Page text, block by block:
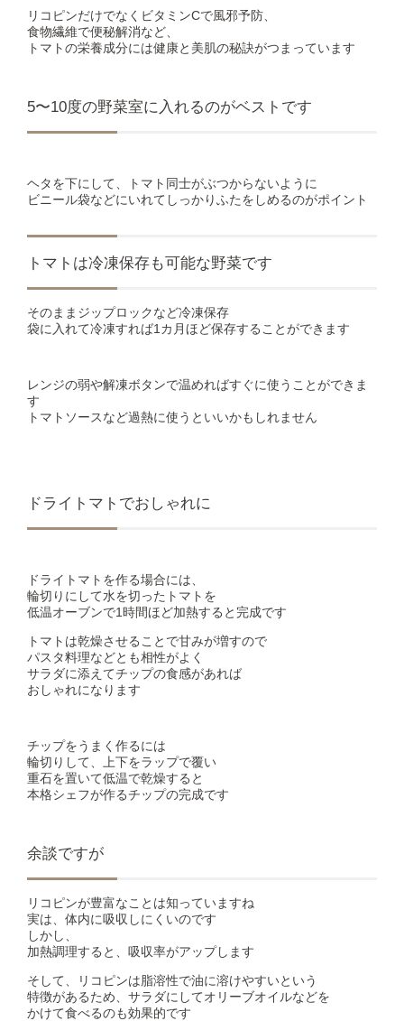
リコピンだけでなくビタミンCで風邪予防、
食物繊維で便秘解消など、
トマトの栄養成分には健康と美肌の秘訣がつまっています
5〜10度の野菜室に入れるのがベストです
ヘタを下にして、トマト同士がぶつからないように
ビニール袋などにいれてしっかりふたをしめるのがポイント
トマトは冷凍保存も可能な野菜です
そのままジップロックなど冷凍保存
袋に入れて冷凍すれば1カ月ほど保存することができます
レンジの弱や解凍ボタンで温めればすぐに使うことができま
す
トマトソースなど過熱に使うといいかもしれません
ドライトマトでおしゃれに
ドライトマトを作る場合には、
輪切りにして水を切ったトマトを
低温オーブンで1時間ほど加熱すると完成です
トマトは乾燥させることで甘みが増すので
パスタ料理などとも相性がよく
サラダに添えてチップの食感があれば
おしゃれになります
チップをうまく作るには
輪切りして、上下をラップで覆い
重石を置いて低温で乾燥すると
本格シェフが作るチップの完成です
余談ですが
リコピンが豊富なことは知っていますね
実は、体内に吸収しにくいのです
しかし、
加熱調理すると、吸収率がアップします
そして、リコピンは脂溶性で油に溶けやすいという
特徴があるため、サラダにしてオリーブオイルなどを
かけて食べるのも効果的です